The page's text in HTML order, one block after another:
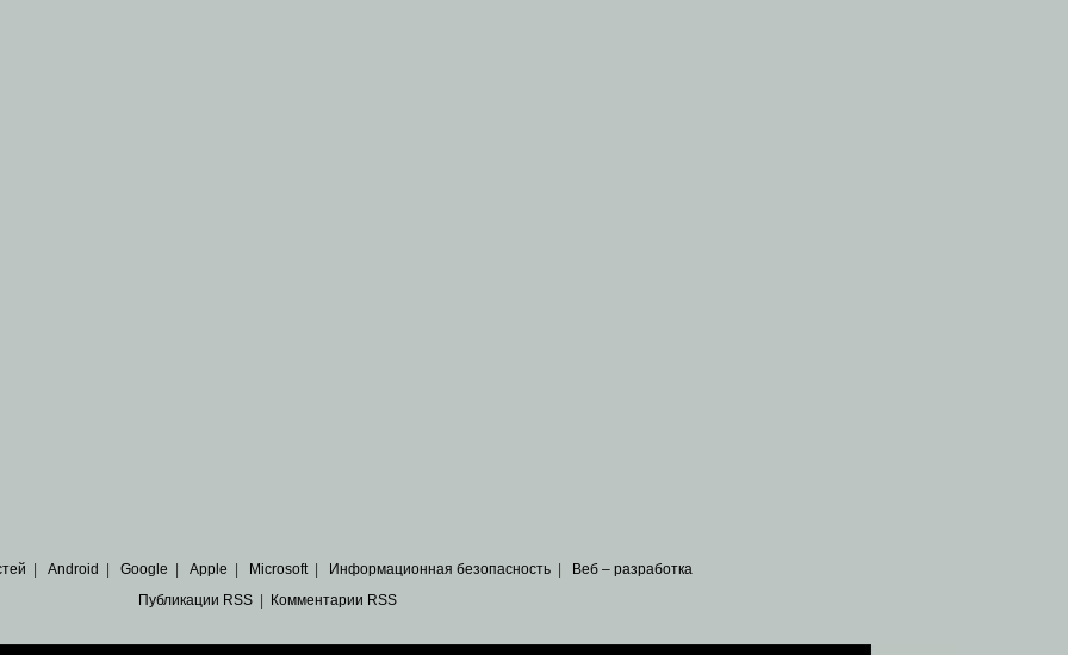
Android Google Apple Microsoft| Информационная безопасность
Веб – разработка
Публикации RSS| Комментарии RSS